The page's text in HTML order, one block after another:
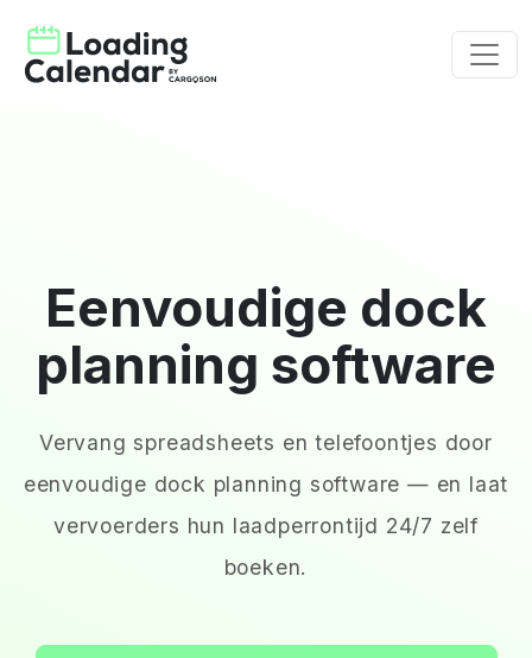
Eenvoudige dock
planning software
Vervang spreadsheets en telefoontjes door
eenvoudige dock planning software — en laat
vervoerders hun laadperrontijd 24/7 zelf
boeken.